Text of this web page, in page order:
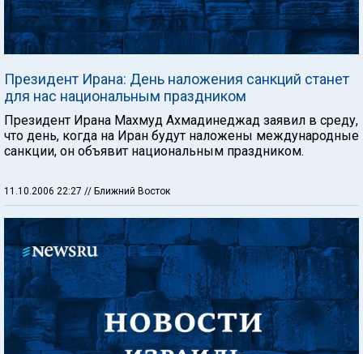
Президент Ирана: День наложения санкций станет
для нас национальным праздником
Президент Ирана Махмуд Ахмадинеджад заявил в среду,
что день, когда на Иран будут наложены международные
санкции, он объявит национальным праздником.
11.10.2006 22:27 // Ближний Восток